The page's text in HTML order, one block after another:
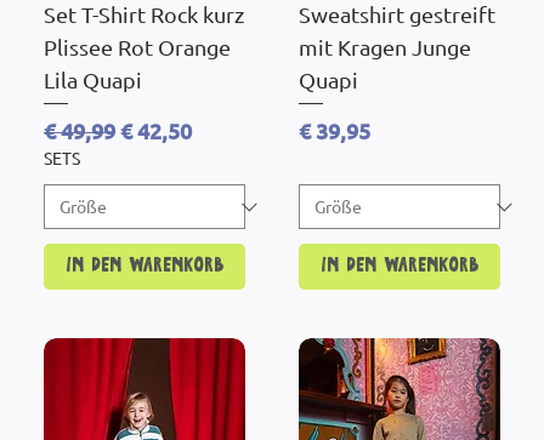
Set T-Shirt Rock kurz
Plissee Rot Orange
Lila Quapi
Standardpreis
€ 49,99Sale-Preis
€ 42,50
SETS
In den Warenkorb
Sweatshirt gestreift
mit Kragen Junge
Quapi
Preis
€ 39,95
In den Warenkorb